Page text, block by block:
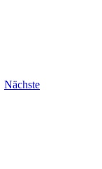
Nächste